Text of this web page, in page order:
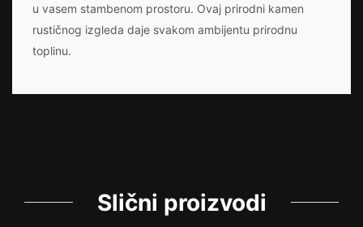
u vasem stambenom prostoru. Ovaj prirodni kamen
rustičnog izgleda daje svakom ambijentu prirodnu
toplinu.
Slični proizvodi